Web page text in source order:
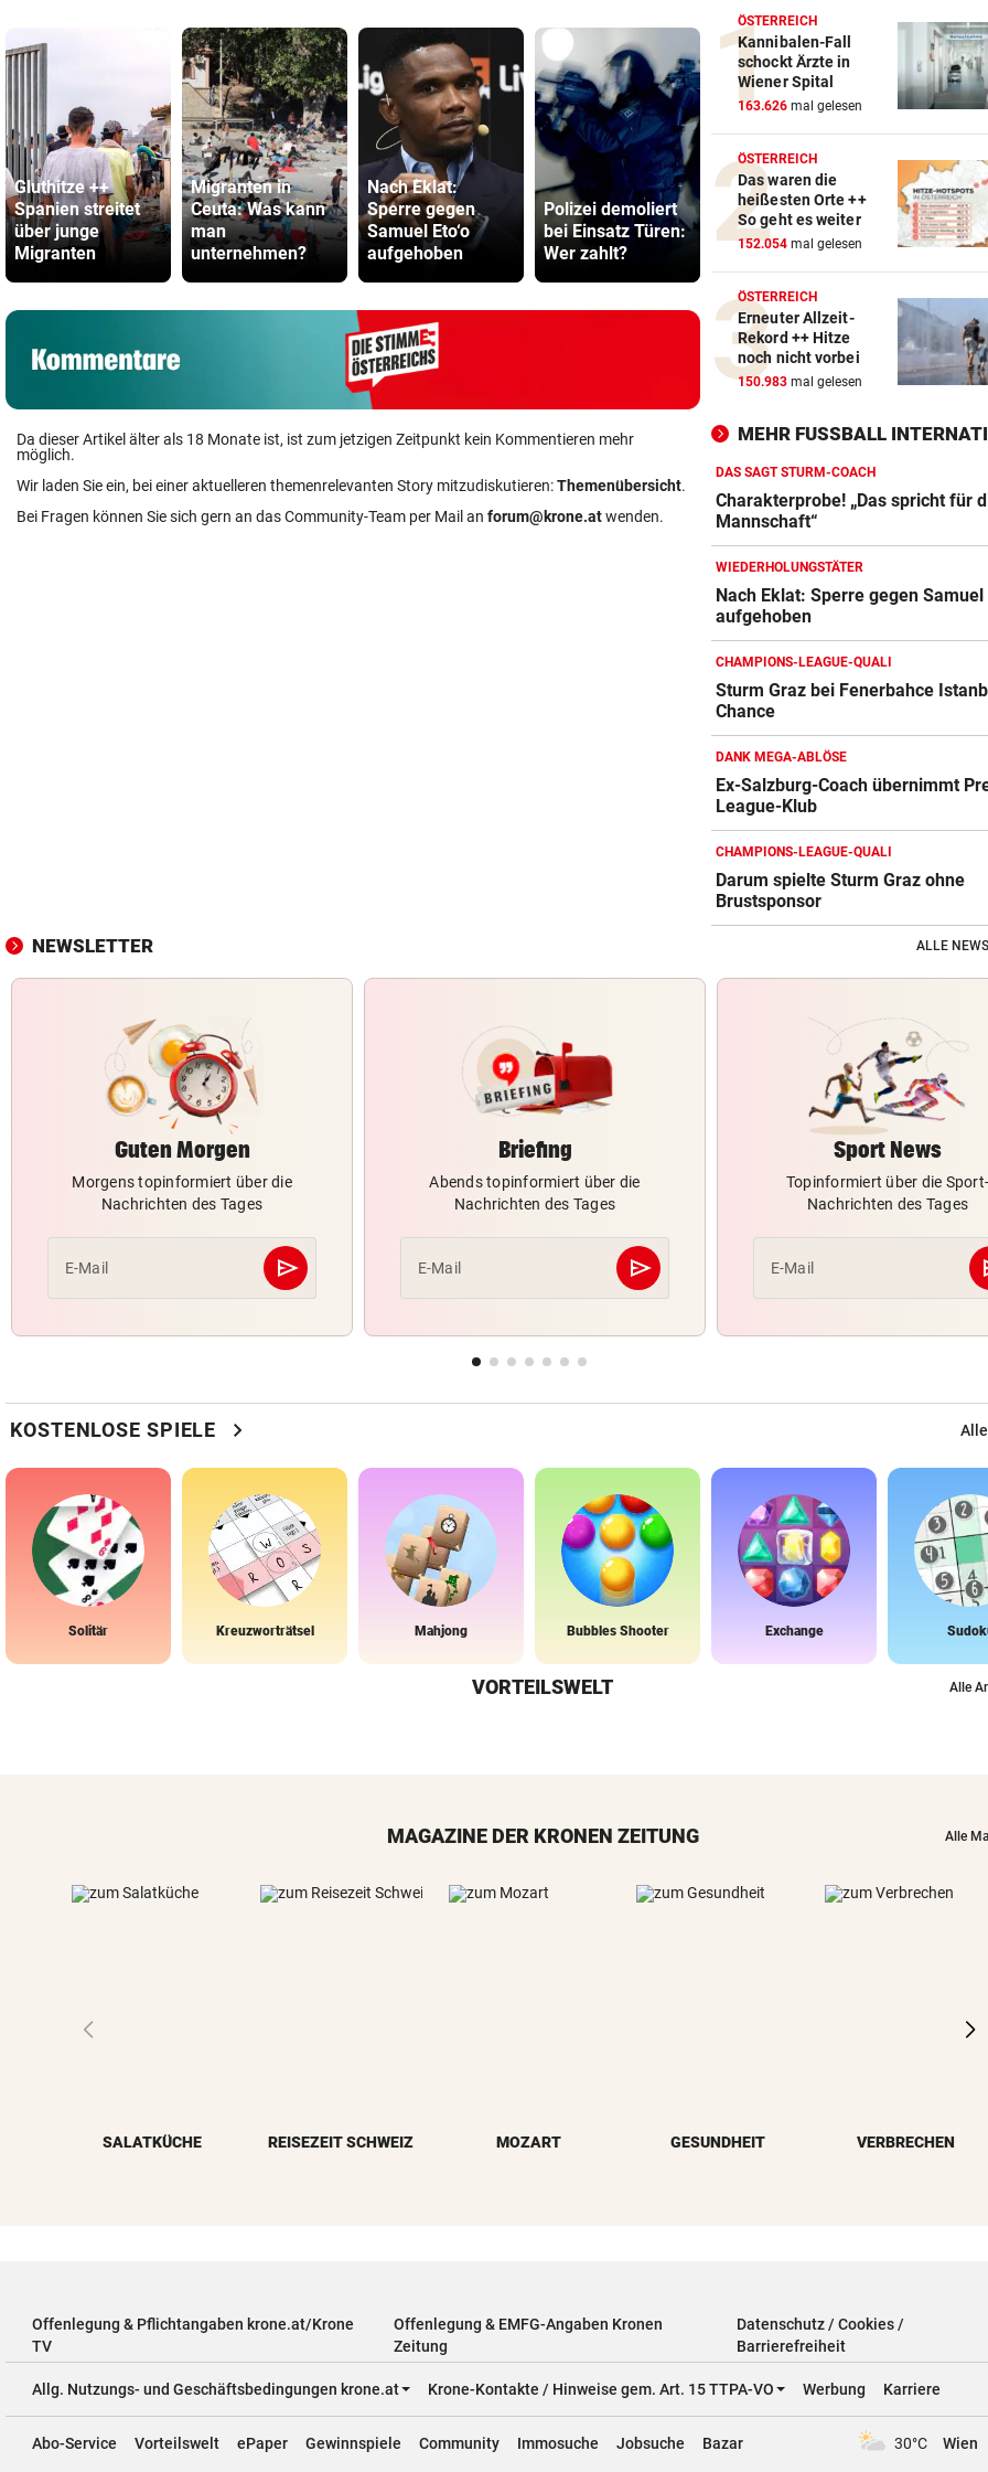
Gluthitze ++
Spanien streitet
über junge
Migranten
Migranten in
Ceuta: Was kann
man
unternehmen?
Nach Eklat:
Sperre gegen
Samuel Eto‘o
aufgehoben
Polizei demoliert
bei Einsatz Türen:
Wer zahlt?
Red Bull Salzburg
hat neuen
Tormann
gefunden
500 Helfer
kämpfen
Gluthitze
Inferno
Da dieser Artikel älter als 18 Monate ist, ist zum jetzigen Zeitpunkt kein Kommentieren mehr
möglich.
Wir laden Sie ein, bei einer aktuelleren themenrelevanten Story mitzudiskutieren:Themenübersicht.
Bei Fragen können Sie sich gern an das Community-Team per Mail an forum@krone.atwenden.
ÖSTERREICH
Kannibalen-Fall
schockt Ärzte in
Wiener Spital
163.626 mal gelesen
ÖSTERREICH
Das waren die
heißesten Orte ++
So geht es weiter
152.054 mal gelesen
ÖSTERREICH
Erneuter Allzeit-
Rekord ++ Hitze
noch nicht vorbei
150.983 mal gelesen
MEHR FUSSBALL
DAS SAGT STURM-COACH
Charakterprobe! „Das spricht für
Mannschaft“
WIEDERHOLUNGSTÄTER
Nach Eklat: Sperre gegen Samuel
aufgehoben
CHAMPIONS-LEAGUE-QUALI
Sturm Graz bei Fenerbahce
Chance
DANK MEGA-ABLÖSE
Ex-Salzburg-Coach übernimmt
League-Klub
CHAMPIONS-LEAGUE-QUALI
Darum spielte Sturm Graz ohne
Brustsponsor
NEWSLETTER ALLE
Guten Morgen
Morgens topinformiert über die
Nachrichten des Tages
E-Mail send
Abschicken
Briefing
Abends topinformiert über die
Nachrichten des Tages
E-Mail send
Abschicken
Sport News
Topinformiert über die Sport-
Nachrichten des Tages
E-Mail
KOSTENLOSE SPIELE chevron_right
Solitär Kreuzworträtsel Mahjong Bubbles Shooter Exchange
VORTEILSWELT Alle
MAGAZINE DER KRONEN ZEITUNG Alle
SALATKÜCHE REISEZEIT SCHWEIZ MOZART GESUNDHEIT VERBRECHEN
Offenlegung & Pflichtangaben krone.at/Krone
TV
Offenlegung & EMFG-Angaben Kronen
Zeitung
Datenschutz / Cookies /
Barrierefreiheit
Allg. Nutzungs- und Geschäftsbedingungen krone.at Krone-Kontakte / Hinweise gem. Art. 15 TTPA-VO Werbung Karriere
Abo-Service Vorteilswelt ePaper Gewinnspiele Community Immosuche Jobsuche Bazar 30°C Wien